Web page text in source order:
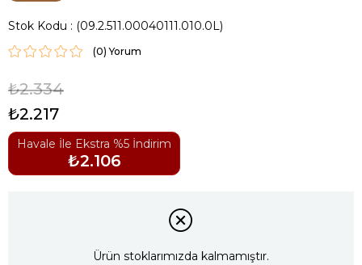
Stok Kodu (09.2.511.00040111.010.0L)
(0)
₺2.334
₺2.217
Havale İle Ekstra %5 İndirim
₺2.106
Ürün stoklarımızda kalmamıştır.